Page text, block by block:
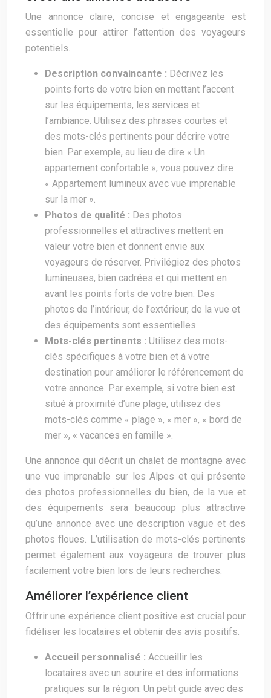
Une annonce claire, concise et engageante est
essentielle pour attirer l’attention des voyageurs
potentiels.
Description convaincante : Décrivez les
points forts de votre bien en mettant l’accent
sur les équipements, les services et
l’ambiance. Utilisez des phrases courtes et
des mots-clés pertinents pour décrire votre
bien. Par exemple, au lieu de dire « Un
appartement confortable », vous pouvez dire
« Appartement lumineux avec vue imprenable
sur la mer ».
Photos de qualité : Des photos
professionnelles et attractives mettent en
valeur votre bien et donnent envie aux
voyageurs de réserver. Privilégiez des photos
lumineuses, bien cadrées et qui mettent en
avant les points forts de votre bien. Des
photos de l’intérieur, de l’extérieur, de la vue et
des équipements sont essentielles.
Mots-clés pertinents : Utilisez des mots-
clés spécifiques à votre bien et à votre
destination pour améliorer le référencement de
votre annonce. Par exemple, si votre bien est
situé à proximité d’une plage, utilisez des
mots-clés comme « plage », « mer », « bord de
mer », « vacances en famille ».
Une annonce qui décrit un chalet de montagne avec
une vue imprenable sur les Alpes et qui présente
des photos professionnelles du bien, de la vue et
des équipements sera beaucoup plus attractive
qu’une annonce avec une description vague et des
photos floues. L’utilisation de mots-clés pertinents
permet également aux voyageurs de trouver plus
facilement votre bien lors de leurs recherches.
Améliorer l’expérience client
Offrir une expérience client positive est crucial pour
fidéliser les locataires et obtenir des avis positifs.
Accueil personnalisé : Accueillir les
locataires avec un sourire et des informations
pratiques sur la région. Un petit guide avec des